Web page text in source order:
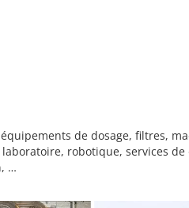
de dosage, filtres,
robotique, services
…